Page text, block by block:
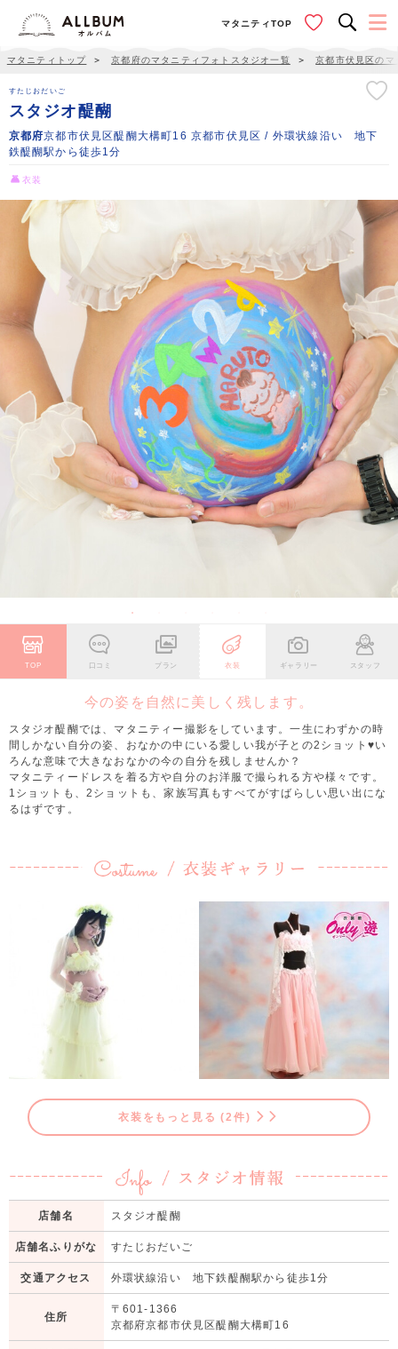
マタニティTOP
マタニティトップ ＞ 京都府のマタニティフォトスタジオ一覧 ＞ 京都市伏見区の
すたじおだいご
スタジオ醍醐
京都府京都市伏見区醍醐大構町16 京都市伏見区 / 外環状線沿い 地下
鉄醍醐駅から徒歩1分
衣装
TOP 口コミ プラン 衣装 ギャラリー スタッフ
今の姿を自然に美しく残します。
スタジオ醍醐では、マタニティー撮影をしています。一生にわずかの時
間しかない自分の姿、おなかの中にいる愛しい我が子との2ショット♥い
ろんな意味で大きなおなかの今の自分を残しませんか？
マタニティードレスを着る方や自分のお洋服で撮られる方や様々です。
1ショットも、2ショットも、家族写真もすべてがすばらしい思い出にな
るはずです。
衣装をもっと見る (2件)
店舗名 スタジオ醍醐
店舗名ふりがな すたじおだいご
交通アクセス 外環状線沿い 地下鉄醍醐駅から徒歩1分
住所
〒601-1366
京都府京都市伏見区醍醐大構町16